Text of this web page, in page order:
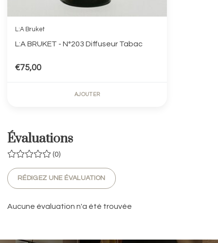
L:A Bruket
L:A BRUKET - N°203 Diffuseur Tabac
€75,00
AJOUTER
Évaluations
(0)
RÉDIGEZ UNE ÉVALUATION
Aucune évaluation n'a été trouvée